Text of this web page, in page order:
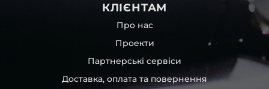
КЛІЄНТАМ
Про нас
Проекти
Партнерські сервіси
Доставка, оплата та повернення